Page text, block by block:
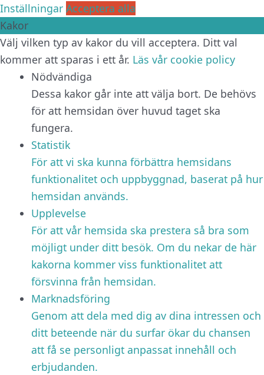
Inställningar Acceptera alla
Kakor
Välj vilken typ av kakor du vill acceptera. Ditt val
kommer att sparas i ett år. Läs vår cookie policy
Nödvändiga
Dessa kakor går inte att välja bort. De behövs
för att hemsidan över huvud taget ska
fungera.
Statistik
För att vi ska kunna förbättra hemsidans
funktionalitet och uppbyggnad, baserat på hur
hemsidan används.
Upplevelse
För att vår hemsida ska prestera så bra som
möjligt under ditt besök. Om du nekar de här
kakorna kommer viss funktionalitet att
försvinna från hemsidan.
Marknadsföring
Genom att dela med dig av dina intressen och
ditt beteende när du surfar ökar du chansen
att få se personligt anpassat innehåll och
erbjudanden.